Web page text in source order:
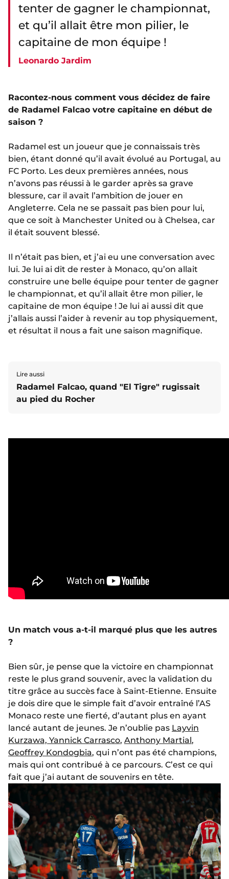
tenter de gagner le championnat,
et qu’il allait être mon pilier, le
capitaine de mon équipe !
Leonardo Jardim
Racontez-nous comment vous décidez de faire
de Radamel Falcao votre capitaine en début de
saison ?
Radamel est un joueur que je connaissais très
bien, étant donné qu’il avait évolué au Portugal, au
FC Porto. Les deux premières années, nous
n’avons pas réussi à le garder après sa grave
blessure, car il avait l’ambition de jouer en
Angleterre. Cela ne se passait pas bien pour lui,
que ce soit à Manchester United ou à Chelsea, car
il était souvent blessé.
Il n’était pas bien, et j’ai eu une conversation avec
lui. Je lui ai dit de rester à Monaco, qu’on allait
construire une belle équipe pour tenter de gagner
le championnat, et qu’il allait être mon pilier, le
capitaine de mon équipe ! Je lui ai aussi dit que
j’allais aussi l’aider à revenir au top physiquement,
et résultat il nous a fait une saison magnifique.
Lire aussi
Radamel Falcao, quand "El Tigre" rugissait
au pied du Rocher
Un match vous a-t-il marqué plus que les autres
?
Bien sûr, je pense que la victoire en championnat
reste le plus grand souvenir, avec la validation du
titre grâce au succès face à Saint-Etienne. Ensuite
je dois dire que le simple fait d’avoir entraîné l’AS
Monaco reste une fierté, d’autant plus en ayant
lancé autant de jeunes. Je n’oublie pas Layvin
Kurzawa, Yannick Carrasco, Anthony Martial,
Geoffrey Kondogbia, qui n’ont pas été champions,
mais qui ont contribué à ce parcours. C’est ce qui
fait que j’ai autant de souvenirs en tête.